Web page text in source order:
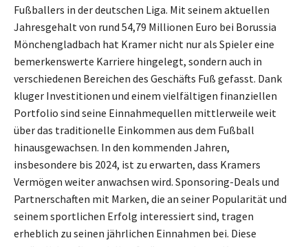
Fußballers in der deutschen Liga. Mit seinem aktuellen
Jahresgehalt von rund 54,79 Millionen Euro bei Borussia
Mönchengladbach hat Kramer nicht nur als Spieler eine
bemerkenswerte Karriere hingelegt, sondern auch in
verschiedenen Bereichen des Geschäfts Fuß gefasst. Dank
kluger Investitionen und einem vielfältigen finanziellen
Portfolio sind seine Einnahmequellen mittlerweile weit
über das traditionelle Einkommen aus dem Fußball
hinausgewachsen. In den kommenden Jahren,
insbesondere bis 2024, ist zu erwarten, dass Kramers
Vermögen weiter anwachsen wird. Sponsoring-Deals und
Partnerschaften mit Marken, die an seiner Popularität und
seinem sportlichen Erfolg interessiert sind, tragen
erheblich zu seinen jährlichen Einnahmen bei. Diese